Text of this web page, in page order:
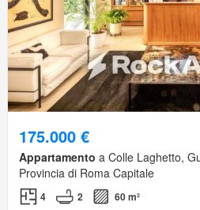
175.000 €
Appartamento a Colle Laghetto,
Provincia di Roma Capitale
4 2
60 m²